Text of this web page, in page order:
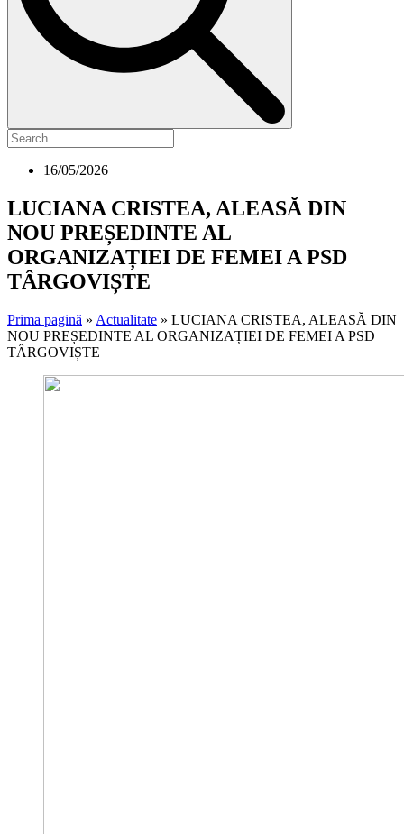
16/05/2026
LUCIANA CRISTEA, ALEASĂ DIN
NOU PREȘEDINTE AL
ORGANIZAȚIEI DE FEMEI A PSD
TÂRGOVIȘTE
Prima pagină » Actualitate » LUCIANA CRISTEA, ALEASĂ DIN
NOU PREȘEDINTE AL ORGANIZAȚIEI DE FEMEI A PSD
TÂRGOVIȘTE